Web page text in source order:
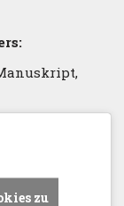
zu